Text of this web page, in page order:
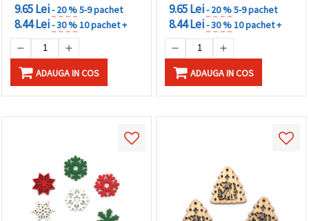
9.65 Lei- 20 %5-9 pachet
8.44 Lei- 30 %10 pachet +
ADAUGA IN COS
9.65 Lei- 20 %5-9 pachet
8.44 Lei- 30 %10 pachet +
ADAUGA IN COS